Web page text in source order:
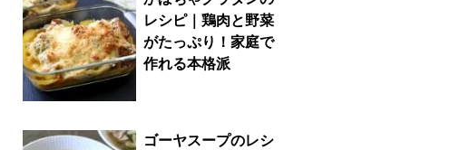
レシピ｜鶏肉と野菜
がたっぷり！家庭で
作れる本格派
ゴーヤスープのレシ